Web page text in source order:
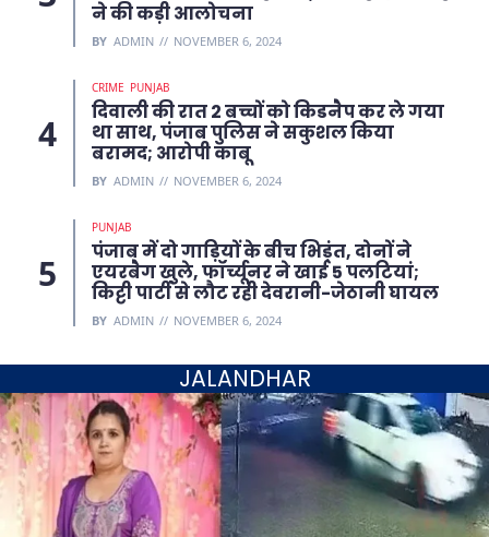
ने की कड़ी आलोचना
BY ADMIN NOVEMBER 6, 2024
CRIME PUNJAB
दिवाली की रात 2 बच्चों को किडनैप कर ले गया
था साथ, पंजाब पुलिस ने सकुशल किया
बरामद; आरोपी काबू
BY ADMIN NOVEMBER 6, 2024
PUNJAB
पंजाब में दो गाड़ियों के बीच भिड़ंत, दोनों ने
एयरबैग खुले, फॉर्च्यूनर ने खाई 5 पलटियां;
किट्टी पार्टी से लौट रही देवरानी-जेठानी घायल
BY ADMIN NOVEMBER 6, 2024
JALANDHAR